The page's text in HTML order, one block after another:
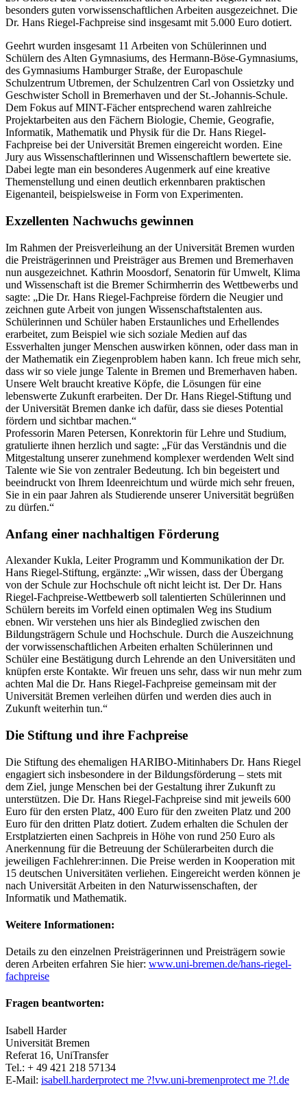
besonders guten vorwissenschaftlichen Arbeiten ausgezeichnet. Die
Dr. Hans Riegel-Fachpreise sind insgesamt mit 5.000 Euro dotiert.
Geehrt wurden insgesamt 11 Arbeiten von Schülerinnen und
Schülern des Alten Gymnasiums, des Hermann-Böse-Gymnasiums,
des Gymnasiums Hamburger Straße, der Europaschule
Schulzentrum Utbremen, der Schulzentren Carl von Ossietzky und
Geschwister Scholl in Bremerhaven und der St.-Johannis-Schule.
Dem Fokus auf MINT-Fächer entsprechend waren zahlreiche
Projektarbeiten aus den Fächern Biologie, Chemie, Geografie,
Informatik, Mathematik und Physik für die Dr. Hans Riegel-
Fachpreise bei der Universität Bremen eingereicht worden. Eine
Jury aus Wissenschaftlerinnen und Wissenschaftlern bewertete sie.
Dabei legte man ein besonderes Augenmerk auf eine kreative
Themenstellung und einen deutlich erkennbaren praktischen
Eigenanteil, beispielsweise in Form von Experimenten.
Exzellenten Nachwuchs gewinnen
Im Rahmen der Preisverleihung an der Universität Bremen wurden
die Preisträgerinnen und Preisträger aus Bremen und Bremerhaven
nun ausgezeichnet. Kathrin Moosdorf, Senatorin für Umwelt, Klima
und Wissenschaft ist die Bremer Schirmherrin des Wettbewerbs und
sagte: „Die Dr. Hans Riegel-Fachpreise fördern die Neugier und
zeichnen gute Arbeit von jungen Wissenschaftstalenten aus.
Schülerinnen und Schüler haben Erstaunliches und Erhellendes
erarbeitet, zum Beispiel wie sich soziale Medien auf das
Essverhalten junger Menschen auswirken können, oder dass man in
der Mathematik ein Ziegenproblem haben kann. Ich freue mich sehr,
dass wir so viele junge Talente in Bremen und Bremerhaven haben.
Unsere Welt braucht kreative Köpfe, die Lösungen für eine
lebenswerte Zukunft erarbeiten. Der Dr. Hans Riegel-Stiftung und
der Universität Bremen danke ich dafür, dass sie dieses Potential
fördern und sichtbar machen.“
Professorin Maren Petersen, Konrektorin für Lehre und Studium,
gratulierte ihnen herzlich und sagte: „Für das Verständnis und die
Mitgestaltung unserer zunehmend komplexer werdenden Welt sind
Talente wie Sie von zentraler Bedeutung. Ich bin begeistert und
beeindruckt von Ihrem Ideenreichtum und würde mich sehr freuen,
Sie in ein paar Jahren als Studierende unserer Universität begrüßen
zu dürfen.“
Anfang einer nachhaltigen Förderung
Alexander Kukla, Leiter Programm und Kommunikation der Dr.
Hans Riegel-Stiftung, ergänzte: „Wir wissen, dass der Übergang
von der Schule zur Hochschule oft nicht leicht ist. Der Dr. Hans
Riegel-Fachpreise-Wettbewerb soll talentierten Schülerinnen und
Schülern bereits im Vorfeld einen optimalen Weg ins Studium
ebnen. Wir verstehen uns hier als Bindeglied zwischen den
Bildungsträgern Schule und Hochschule. Durch die Auszeichnung
der vorwissenschaftlichen Arbeiten erhalten Schülerinnen und
Schüler eine Bestätigung durch Lehrende an den Universitäten und
knüpfen erste Kontakte. Wir freuen uns sehr, dass wir nun mehr zum
achten Mal die Dr. Hans Riegel-Fachpreise gemeinsam mit der
Universität Bremen verleihen dürfen und werden dies auch in
Zukunft weiterhin tun.“
Die Stiftung und ihre Fachpreise
Die Stiftung des ehemaligen HARIBO-Mitinhabers Dr. Hans Riegel
engagiert sich insbesondere in der Bildungsförderung – stets mit
dem Ziel, junge Menschen bei der Gestaltung ihrer Zukunft zu
unterstützen. Die Dr. Hans Riegel-Fachpreise sind mit jeweils 600
Euro für den ersten Platz, 400 Euro für den zweiten Platz und 200
Euro für den dritten Platz dotiert. Zudem erhalten die Schulen der
Erstplatzierten einen Sachpreis in Höhe von rund 250 Euro als
Anerkennung für die Betreuung der Schülerarbeiten durch die
jeweiligen Fachlehrer:innen. Die Preise werden in Kooperation mit
15 deutschen Universitäten verliehen. Eingereicht werden können je
nach Universität Arbeiten in den Naturwissenschaften, der
Informatik und Mathematik.
Weitere Informationen:
Details zu den einzelnen Preisträgerinnen und Preisträgern sowie
deren Arbeiten erfahren Sie hier: www.uni-bremen.de/hans-riegel-
fachpreise
Fragen beantworten:
Isabell Harder
Universität Bremen
Referat 16, UniTransfer
Tel.: + 49 421 218 57134
E-Mail: isabell.harderprotect me ?!vw.uni-bremenprotect me ?!.de